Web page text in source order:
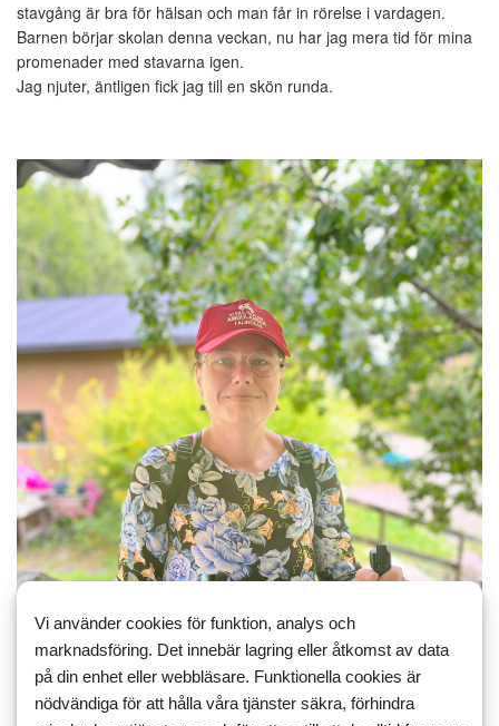
stavgång är bra för hälsan och man får in rörelse i vardagen.
Barnen börjar skolan denna veckan, nu har jag mera tid för mina
promenader med stavarna igen.
Jag njuter, äntligen fick jag till en skön runda.
Vi använder cookies för funktion, analys och
marknadsföring. Det innebär lagring eller åtkomst av data
på din enhet eller webbläsare. Funktionella cookies är
nödvändiga för att hålla våra tjänster säkra, förhindra